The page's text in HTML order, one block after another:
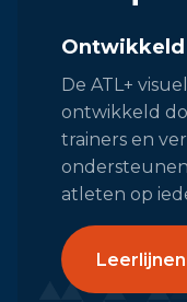
De ATL+
ontwikkeld
trainers en
atleten op